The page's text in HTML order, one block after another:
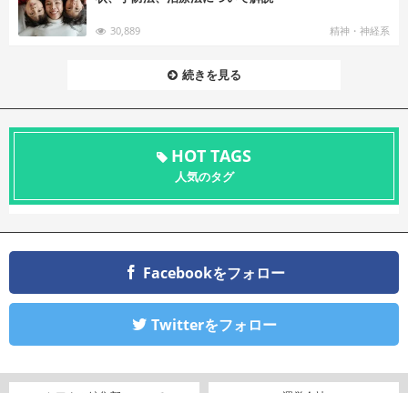
30,889 精神・神経系
続きを見る
HOT TAGS
人気のタグ
Facebookをフォロー
Twitterをフォロー